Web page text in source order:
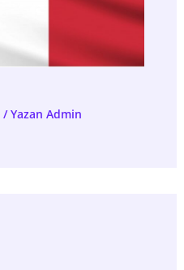
/ Yazan Admin